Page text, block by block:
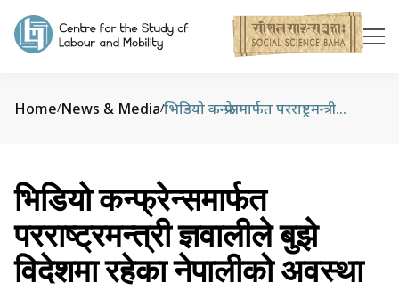
Home/News & Media/ भिडियो कन्फ्रेन्समार्फत परराष्ट्रमन्त्री ज्ञवालीले बुझे विदेशमा रहेका नेपालीको अवस्था
भिडियो कन्फ्रेन्समार्फत
परराष्ट्रमन्त्री ज्ञवालीले बुझे
विदेशमा रहेका नेपालीको अवस्था